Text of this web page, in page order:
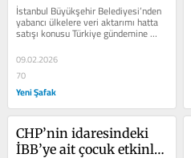
network ihalesini neden
verdi?
İstanbul Büyükşehir Belediyesi’nden
yabancı ülkelere veri aktarımı hatta
satışı konusu Türkiye gündemine
oturmuştu. “Casusluk...
09.02.2026
70
Yeni Şafak
CHP’nin idaresindeki
İBB’ye ait çocuk etkinlik